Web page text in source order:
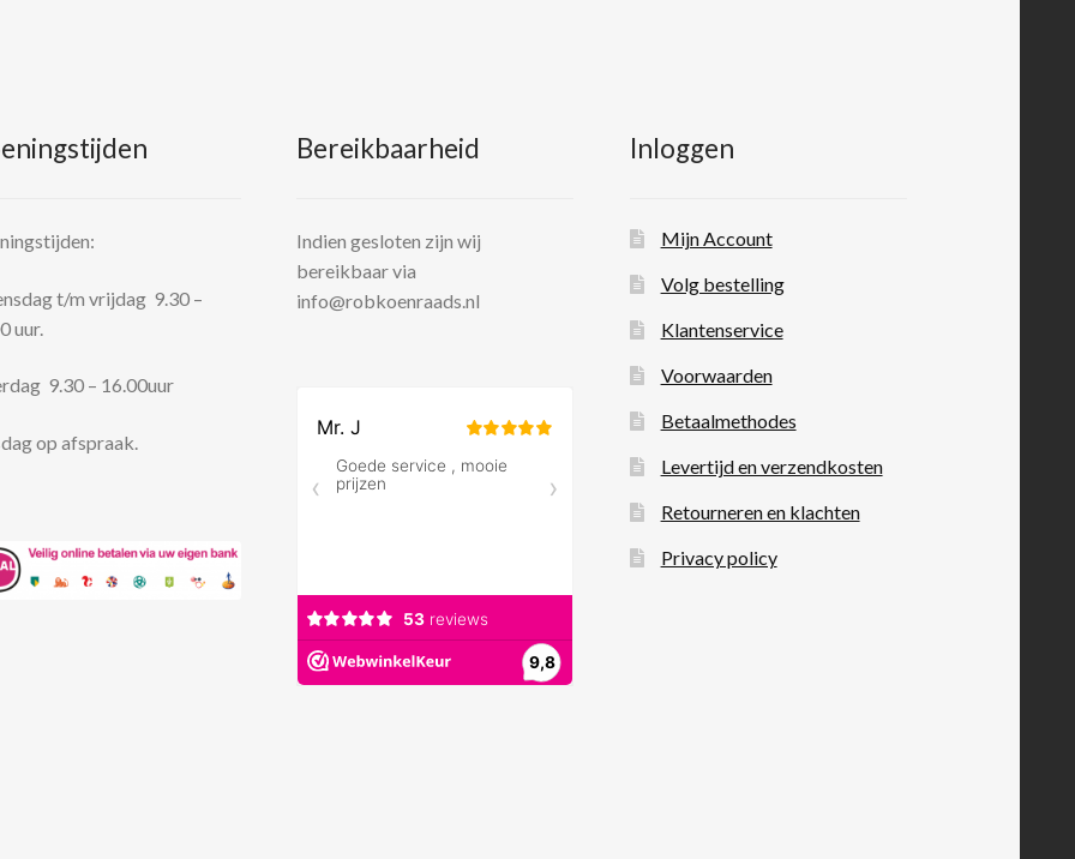
t/m vrijdag 9.30 –
uur.
9.30 – 16.00uur
op afspraak.
Bereikbaarheid
Indien gesloten zijn wij
bereikbaar via
info@robkoenraads.nl
Inloggen
Mijn Account
Volg bestelling
Klantenservice
Voorwaarden
Betaalmethodes
Levertijd en verzendkosten
Retourneren en klachten
Privacy policy